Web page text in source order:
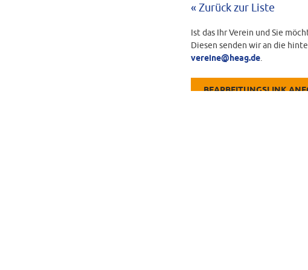
« Zurück zur Liste
Ist das Ihr Verein und Sie
Diesen senden wir an die
vereine@heag.de.
BEARBEITUNGSLINK